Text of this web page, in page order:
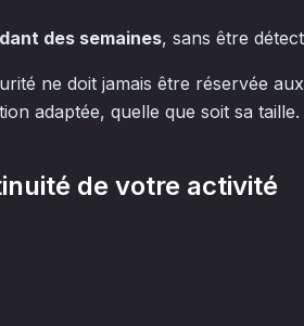
des semaines, sans être
ne doit jamais être réservée aux
adaptée, quelle que soit sa taille.
de votre activité